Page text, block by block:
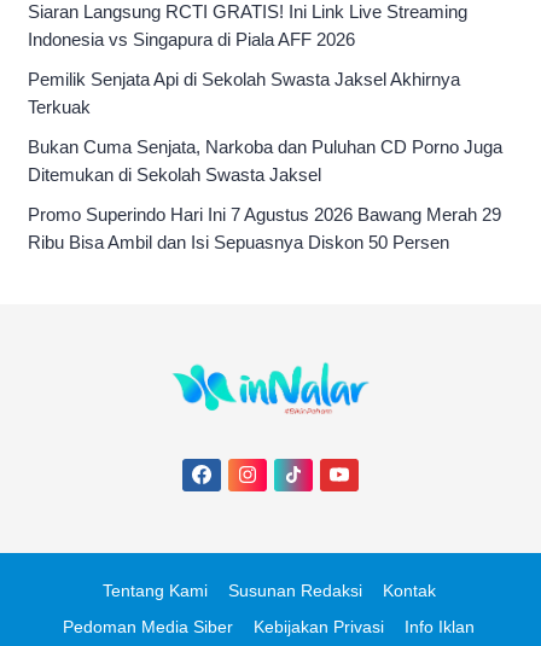
Siaran Langsung RCTI GRATIS! Ini Link Live Streaming
Indonesia vs Singapura di Piala AFF 2026
Pemilik Senjata Api di Sekolah Swasta Jaksel Akhirnya
Terkuak
Bukan Cuma Senjata, Narkoba dan Puluhan CD Porno Juga
Ditemukan di Sekolah Swasta Jaksel
Promo Superindo Hari Ini 7 Agustus 2026 Bawang Merah 29
Ribu Bisa Ambil dan Isi Sepuasnya Diskon 50 Persen
Tentang Kami Susunan Redaksi
Kontak
Pedoman Media Siber
Kebijakan Privasi Info Iklan